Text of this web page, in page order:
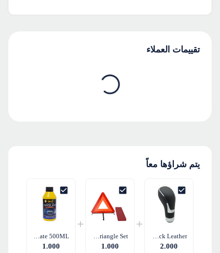
تقييمات العملاء
يتم شراؤها معاً
Universal Gear Shift Knob - Black Leather
2.000
Triangle Sign Reflective Warning Triangle Set
1.000
Radiator Coolant Concentrate 500ML
1.000